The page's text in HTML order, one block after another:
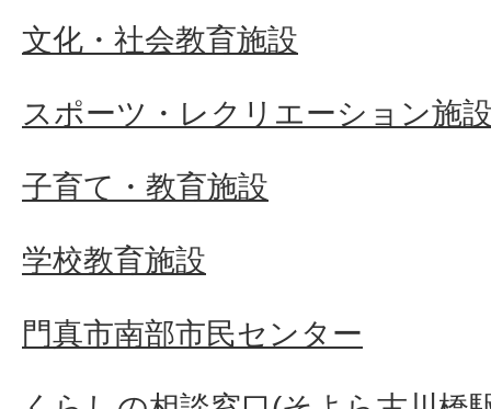
文化・社会教育施設
スポーツ・レクリエーション施
子育て・教育施設
学校教育施設
門真市南部市民センター